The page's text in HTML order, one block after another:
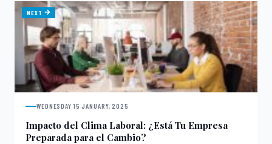
NEXT
WEDNESDAY 15 JANUARY, 2025
Impacto del Clima Laboral: ¿Está Tu Empresa
Preparada para el Cambio?